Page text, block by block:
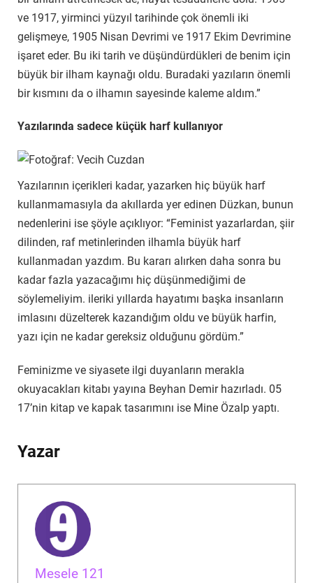
ve 1917, yirminci yüzyıl tarihinde çok önemli iki
gelişmeye, 1905 Nisan Devrimi ve 1917 Ekim Devrimine
işaret eder. Bu iki tarih ve düşündürdükleri de benim için
büyük bir ilham kaynağı oldu. Buradaki yazıların önemli
bir kısmını da o ilhamın sayesinde kaleme aldım.”
Yazılarında sadece küçük harf kullanıyor
Yazılarının içerikleri kadar, yazarken hiç büyük harf
kullanmamasıyla da akıllarda yer edinen Düzkan, bunun
nedenlerini ise şöyle açıklıyor: “Feminist yazarlardan, şiir
dilinden, raf metinlerinden ilhamla büyük harf
kullanmadan yazdım. Bu kararı alırken daha sonra bu
kadar fazla yazacağımı hiç düşünmediğimi de
söylemeliyim. ileriki yıllarda hayatımı başka insanların
imlasını düzelterek kazandığım oldu ve büyük harfin,
yazı için ne kadar gereksiz olduğunu gördüm.”
Feminizme ve siyasete ilgi duyanların merakla
okuyacakları kitabı yayına Beyhan Demir hazırladı. 05
17’nin kitap ve kapak tasarımını ise Mine Özalp yaptı.
Yazar
Mesele 121